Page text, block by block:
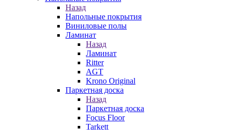
Назад
Напольные покрытия
Виниловые полы
Ламинат
Назад
Ламинат
Ritter
AGT
Krono Original
Паркетная доска
Назад
Паркетная доска
Focus Floor
Tarkett